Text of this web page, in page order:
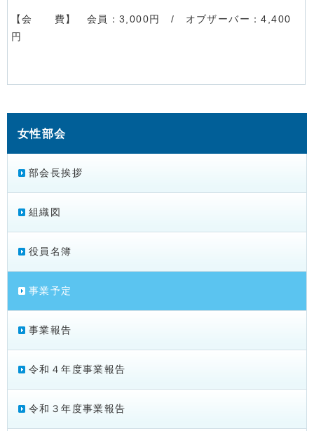
【会 費】 会員：3,000円 / オブザーバー：4,400
円
女性部会
部会長挨拶
組織図
役員名簿
事業予定
事業報告
令和４年度事業報告
令和３年度事業報告